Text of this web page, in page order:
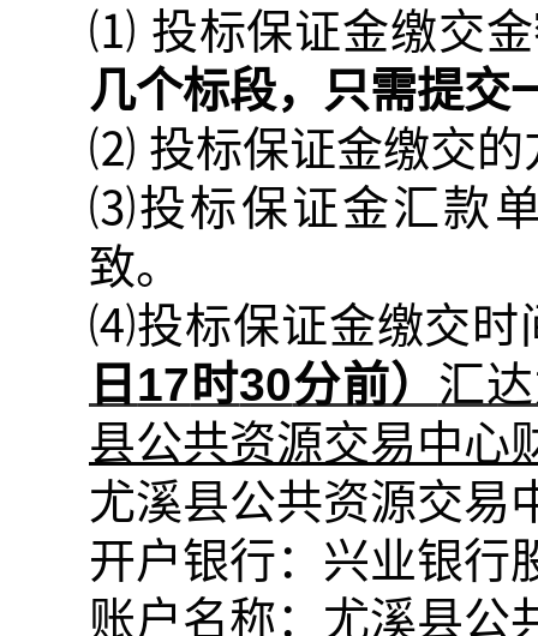
⑴ 投标保证金缴交
几个标段，只需提交
⑵ 投标保证金缴交
⑶投标保证金汇款
致。
⑷投标保证金缴交时
日 17 时30分前） 汇
县公共资源交易中心
尤溪县公共资源交易
开户银行：兴业银行
账户名称： 尤溪县公